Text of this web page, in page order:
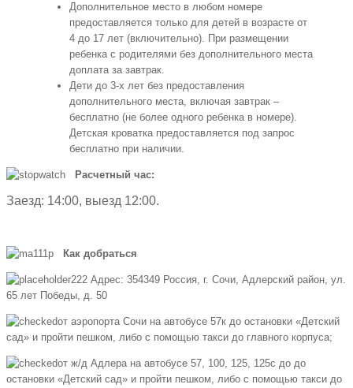
Дополнительное место в любом номере
предоставляется только для детей в возрасте от
4 до 17 лет (включительно). При размещении
ребенка с родителями без дополнительного места
доплата за завтрак.
Дети до 3-х лет без предоставления
дополнительного места, включая завтрак –
бесплатно (не более одного ребенка в номере).
Детская кроватка предоставляется под запрос
бесплатно при наличии.
Расчетный час:
Заезд: 14:00, выезд 12:00.
Как добраться
Адрес: 354349 Россия, г. Сочи, Адлерский район, ул.
65 лет Победы, д. 50
от аэропорта Сочи на автобусе 57к до остановки «Детский
сад» и пройти пешком, либо с помощью такси до главного корпуса;
от ж/д Адлера на автобусе 57, 100, 125, 125с до до
остановки «Детский сад» и пройти пешком, либо с помощью такси до